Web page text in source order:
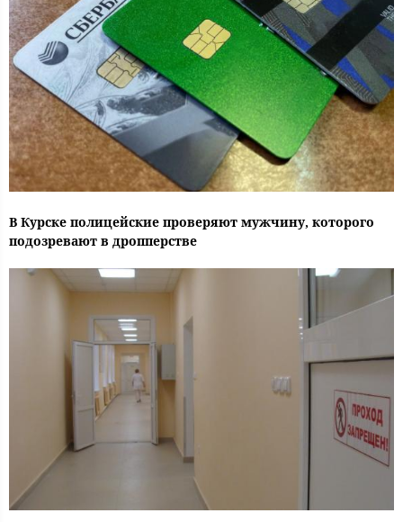
В Курске полицейские проверяют мужчину, которого
подозревают в дропперстве